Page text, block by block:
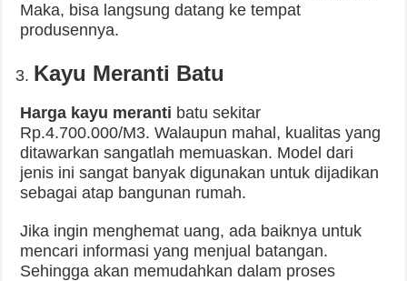
Maka, bisa langsung datang ke tempat
produsennya.
Kayu Meranti Batu
Harga kayu meranti batu sekitar
Rp.4.700.000/M3. Walaupun mahal, kualitas yang
ditawarkan sangatlah memuaskan. Model dari
jenis ini sangat banyak digunakan untuk dijadikan
sebagai atap bangunan rumah.
Jika ingin menghemat uang, ada baiknya untuk
mencari informasi yang menjual batangan.
Sehingga akan memudahkan dalam proses